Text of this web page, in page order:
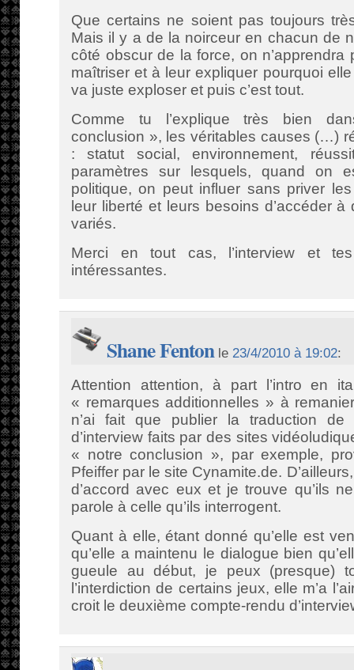
Que certains ne soient pas toujours
Mais il y a de la noirceur en chacun de
côté obscur de la force, on
maîtriser et à leur expliquer pourquoi
va juste exploser et puis c’est tout.
Comme tu l’explique très bien
conclusion », les véritables causes (…)
: statut social, environnement,
paramètres sur lesquels, quand on
politique, on peut influer sans priver
leur liberté et leurs besoins d’accéder
variés.
Merci en tout cas, l’interview et
intéressantes.
Shane Fentonle23/4/2010 à 19:02:
Attention attention, à part l’intro en
« remarques additionnelles » à
n’ai fait que publier la traduction de
d’interview faits par des sites
« notre conclusion », par exemple,
Pfeiffer par le site Cynamite.de.
d’accord avec eux et je trouve qu’ils
parole à celle qu’ils interrogent.
Quant à elle, étant donné qu’elle est
qu’elle a maintenu le dialogue bien
gueule au début, je peux (presque)
l’interdiction de certains jeux, elle m’a
croit le deuxième compte-rendu